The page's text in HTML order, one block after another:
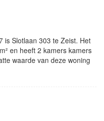
is Slotlaan 303 te Zeist. Het
en heeft 2 kamers kamers
waarde van deze woning